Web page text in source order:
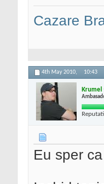
Cazare
4th May 2010, 10:43
Krumel
Eu sper